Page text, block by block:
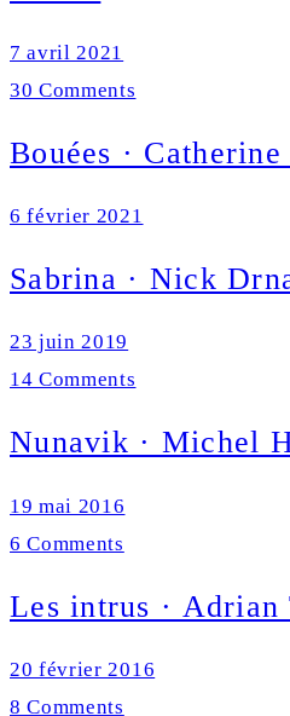
7 avril 2021
30 Comments
Bouées ·
6 février 2021
Sabrina · Nick
23 juin 2019
14 Comments
Nunavik · Michel
19 mai 2016
6 Comments
Les intrus · Adrian
20 février 2016
8 Comments